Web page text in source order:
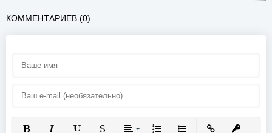
КОММЕНТАРИЕВ (0)